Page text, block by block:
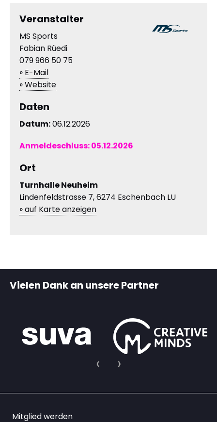
Veranstalter
MS Sports
Fabian Rüedi
079 966 50 75
» E-Mail
» Website
Daten
Datum:06.12.2026
Anmeldeschluss:05.12.2026
Ort
Turnhalle Neuheim
Lindenfeldstrasse 7, 6274 Eschenbach LU
» auf Karte anzeigen
Vielen Dank an unsere Partner
Mitglied werden